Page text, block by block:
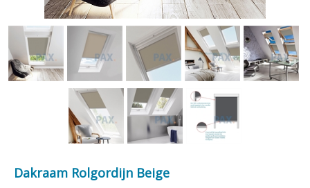
Dakraam Rolgordijn Beige